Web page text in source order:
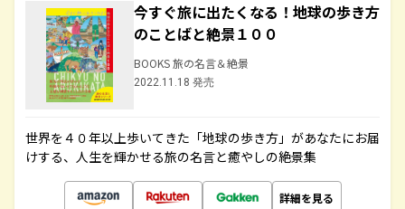
今すぐ旅に出たくなる！地球の歩き方
のことばと絶景１００
BOOKS 旅の名言＆絶景
2022.11.18 発売
世界を４０年以上歩いてきた「地球の歩き方」があなたにお届
けする、人生を輝かせる旅の名言と癒やしの絶景集
詳細を見る